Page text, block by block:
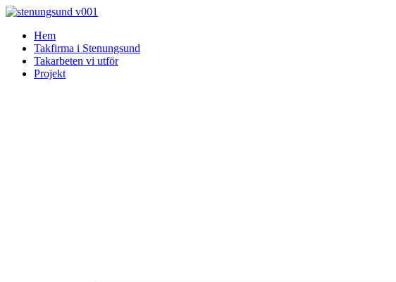
Skip
contentHem
Takfirma i Stenungsund
Takarbeten vi utför
Projekt